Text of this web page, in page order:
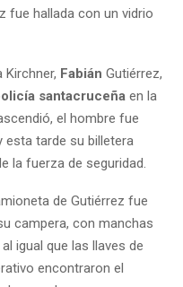
fue hallada con un vidrio
Kirchner, Fabián Gutiérrez,
santacruceña en la
el hombre fue
esta tarde su billetera
la fuerza de seguridad.
de Gutiérrez fue
campera, con manchas
igual que las llaves de
encontraron el